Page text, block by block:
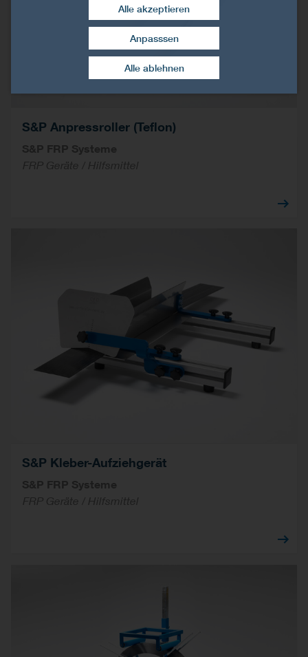
S&P Anpressroller (Teflon)
S&P FRP Systeme
FRP Geräte / Hilfsmittel
S&P Kleber-Aufziehgerät
S&P FRP Systeme
FRP Geräte / Hilfsmittel
Alle ablehnen
Alle akzeptieren
Zustimmung widerrufen
Anpasssen